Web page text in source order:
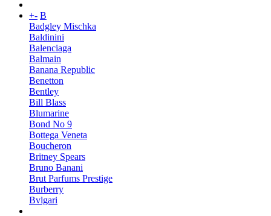
+- B
Badgley Mischka
Baldinini
Balenciaga
Balmain
Banana Republic
Benetton
Bentley
Bill Blass
Blumarine
Bond No 9
Bottega Veneta
Boucheron
Britney Spears
Bruno Banani
Brut Parfums Prestige
Burberry
Bvlgari